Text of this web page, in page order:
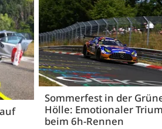
Sommerfest in der
Hölle: Emotionaler
beim 6h-Rennen